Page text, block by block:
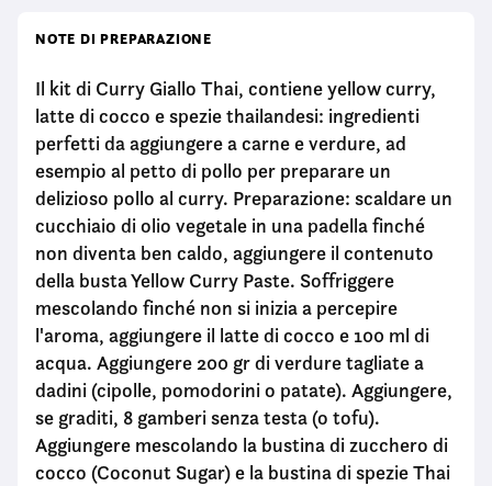
NOTE DI PREPARAZIONE
Il kit di Curry Giallo Thai, contiene yellow curry,
latte di cocco e spezie thailandesi: ingredienti
perfetti da aggiungere a carne e verdure, ad
esempio al petto di pollo per preparare un
delizioso pollo al curry. Preparazione: scaldare un
cucchiaio di olio vegetale in una padella finché
non diventa ben caldo, aggiungere il contenuto
della busta Yellow Curry Paste. Soffriggere
mescolando finché non si inizia a percepire
l'aroma, aggiungere il latte di cocco e 100 ml di
acqua. Aggiungere 200 gr di verdure tagliate a
dadini (cipolle, pomodorini o patate). Aggiungere,
se graditi, 8 gamberi senza testa (o tofu).
Aggiungere mescolando la bustina di zucchero di
cocco (Coconut Sugar) e la bustina di spezie Thai